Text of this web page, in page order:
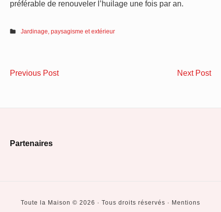
préférable de renouveler l’huilage une fois par an.
Jardinage, paysagisme et extérieur
Navigation
Previous PostUne
Next Post4
Partenaires
Toute la Maison © 2026 · Tous droits réservés · Mentions